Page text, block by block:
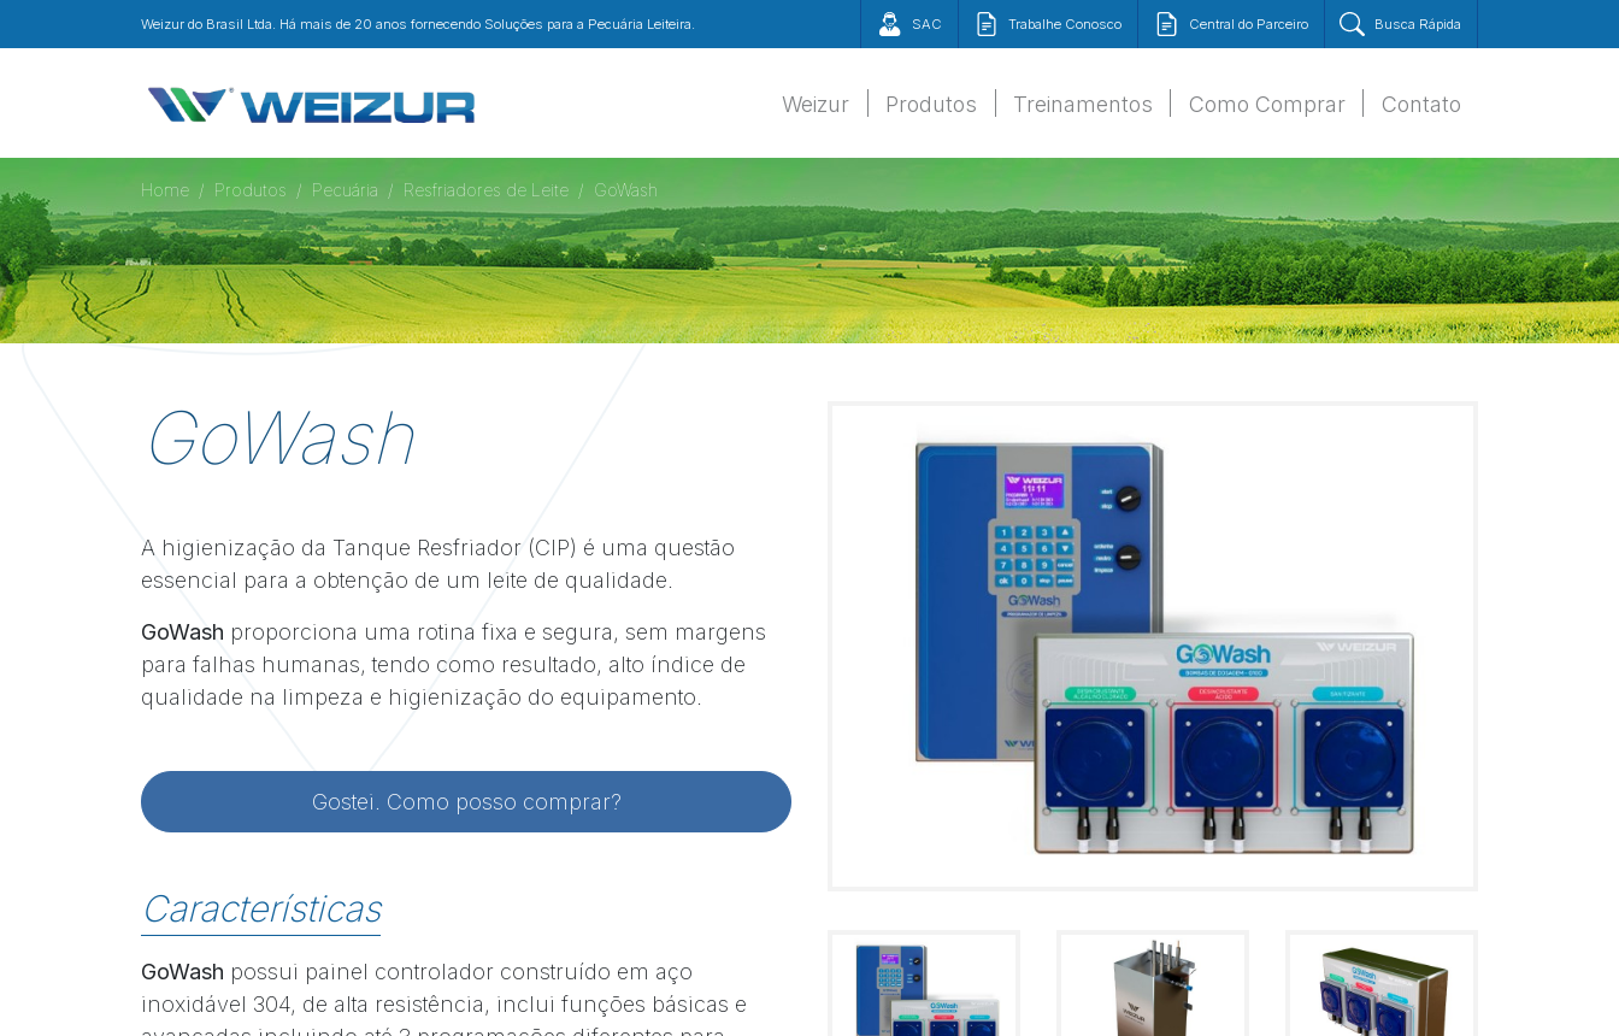
Weizur do Brasil Ltda. Há mais de 20 anos fornecendo Soluções para a Pecuária Leiteira. SAC Trabalhe Conosco Central do Parceiro Busca Rápida
Weizur Produtos Treinamentos Como Comprar Contato
Home Produtos Pecuária Resfriadores de Leite GoWash
GoWash
A higienização da Tanque Resfriador (CIP) é uma questão
essencial para a obtenção de um leite de qualidade.
GoWash proporciona uma rotina fixa e segura, sem margens
para falhas humanas, tendo como resultado, alto índice de
qualidade na limpeza e higienização do equipamento.
Gostei. Como posso comprar?
Características
GoWash possui painel controlador construído em aço
inoxidável 304, de alta resistência, inclui funções básicas e